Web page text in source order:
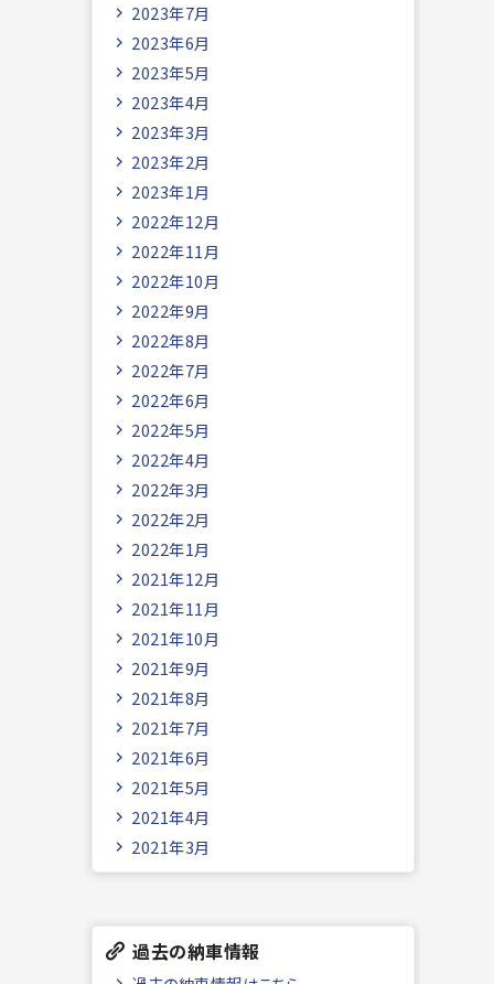
2023年7月
2023年6月
2023年5月
2023年4月
2023年3月
2023年2月
2023年1月
2022年12月
2022年11月
2022年10月
2022年9月
2022年8月
2022年7月
2022年6月
2022年5月
2022年4月
2022年3月
2022年2月
2022年1月
2021年12月
2021年11月
2021年10月
2021年9月
2021年8月
2021年7月
2021年6月
2021年5月
2021年4月
2021年3月
過去の納車情報